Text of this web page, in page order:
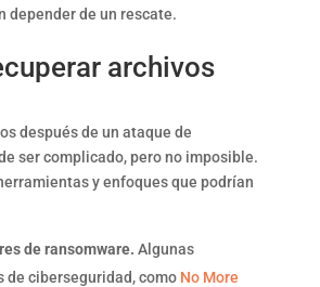
depender de un rescate.
archivos
después de un ataque de
ser complicado, pero no imposible.
y enfoques que podrían
de ransomware. Algunas
de ciberseguridad, como No More